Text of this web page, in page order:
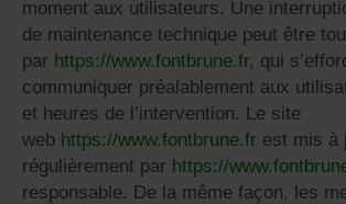
moment aux utilisateurs. Une
de maintenance technique peut être
par https://www.fontbrune.fr, qui
communiquer préalablement aux
et heures de l’intervention. Le site
web https://www.fontbrune.fr est mis à
régulièrement par https://
responsable. De la même façon, les